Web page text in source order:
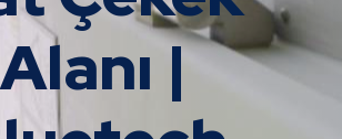
Alanı |